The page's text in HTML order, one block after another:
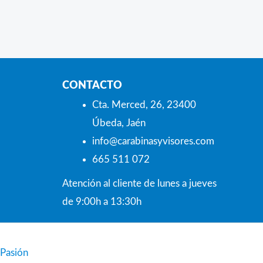
CONTACTO
Cta. Merced, 26, 23400
Úbeda, Jaén
info@carabinasyvisores.com
665 511 072
Atención al cliente de lunes a jueves
de 9:00h a 13:30h